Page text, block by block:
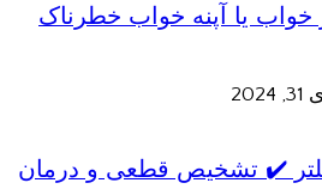
یا آپنه خواب خطرناک
✔️ تشخیص قطعی و درمان